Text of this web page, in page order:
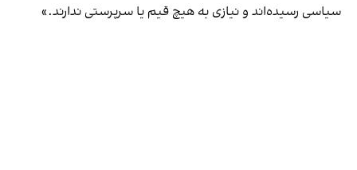
سیاسی رسیده‌اند و نیازی به هیچ قیم یا سرپرستی ندارند.»